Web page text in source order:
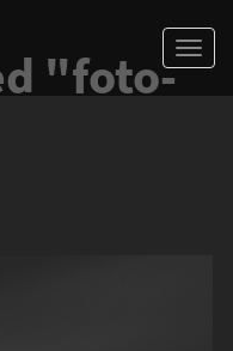
"foto-